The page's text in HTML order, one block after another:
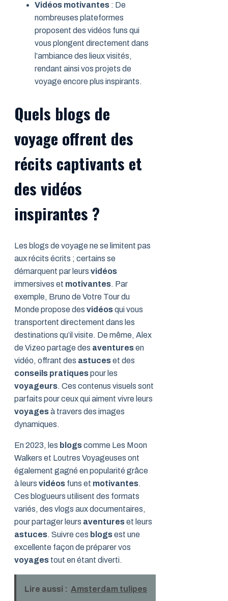
Vidéos motivantes : De
nombreuses plateformes
proposent des vidéos funs qui
vous plongent directement dans
l’ambiance des lieux visités,
rendant ainsi vos projets de
voyage encore plus inspirants.
Quels blogs de
voyage offrent des
récits captivants et
des vidéos
inspirantes ?
Les blogs de voyage ne se limitent pas
aux récits écrits ; certains se
démarquent par leurs vidéos
immersives et motivantes. Par
exemple, Bruno de Votre Tour du
Monde propose des vidéosqui vous
transportent directement dans les
destinations qu’il visite. De même, Alex
de Vizeo partage des aventuresen
vidéo, offrant des astuceset des
conseils pratiquespour les
voyageurs. Ces contenus visuels sont
parfaits pour ceux qui aiment vivre leurs
voyagesà travers des images
dynamiques.
En 2023, les blogscomme Les Moon
Walkers et Loutres Voyageuses ont
également gagné en popularité grâce
à leurs vidéos funs et motivantes.
Ces blogueurs utilisent des formats
variés, des vlogs aux documentaires,
pour partager leurs aventureset leurs
astuces. Suivre ces blogsest une
excellente façon de préparer vos
voyages tout en étant diverti.
Lire aussi : Amsterdam tulipes